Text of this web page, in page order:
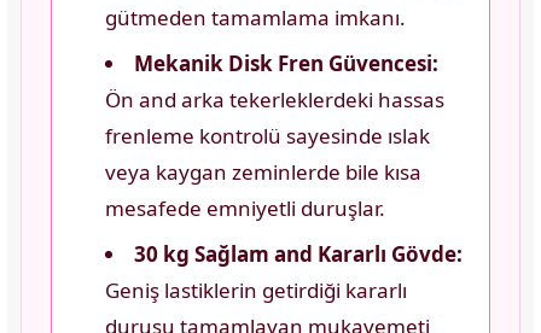
gütmeden tamamlama imkanı.
Mekanik Disk Fren Güvencesi:
Ön and arka tekerleklerdeki hassas
frenleme kontrolü sayesinde ıslak
veya kaygan zeminlerde bile kısa
mesafede emniyetli duruşlar.
30 kg Sağlam and Kararlı Gövde:
Geniş lastiklerin getirdiği kararlı
duruşu tamamlayan mukavemeti